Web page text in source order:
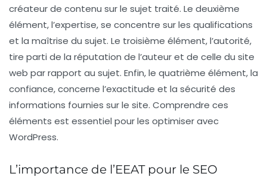
créateur de contenu sur le sujet traité. Le deuxième
élément, l’expertise, se concentre sur les qualifications
et la maîtrise du sujet. Le troisième élément, l’autorité,
tire parti de la réputation de l’auteur et de celle du site
web par rapport au sujet. Enfin, le quatrième élément, la
confiance, concerne l’exactitude et la sécurité des
informations fournies sur le site. Comprendre ces
éléments est essentiel pour les optimiser avec
WordPress.
L’importance de l’EEAT pour le SEO